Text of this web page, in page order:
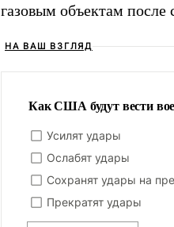
газовым объектам
НА ВАШ ВЗГЛЯД
Как США будут вести
Усилят удары
Ослабят удары
Сохранят удары на
Прекратят удары